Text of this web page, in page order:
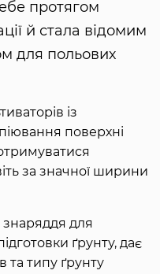
протягом
й стала відомим
для польових
із
поверхні
за значної ширини
знаряддя для
ґрунту, дає
та типу ґрунту